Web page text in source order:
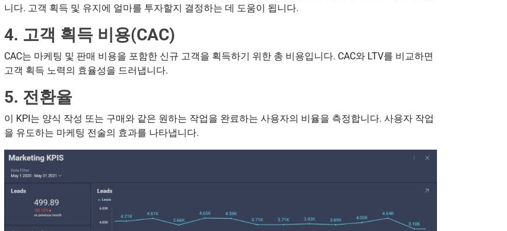
니다. 고객 획득 및 유지에 얼마를 투자할지 결정하는 데 도움이 됩니다.
4. 고객 획득 비용(CAC)
CAC는 마케팅 및 판매 비용을 포함한 신규 고객을 획득하기 위한 총 비용입니다. CAC와 LTV를 비교하면
고객 획득 노력의 효율성을 드러냅니다.
5. 전환율
이 KPI는 양식 작성 또는 구매와 같은 원하는 작업을 완료하는 사용자의 비율을 측정합니다. 사용자 작업
을 유도하는 마케팅 전술의 효과를 나타냅니다.